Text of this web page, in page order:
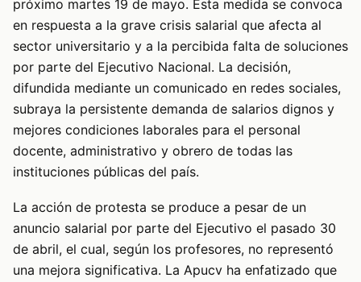
próximo martes 19 de mayo. Esta medida se convoca
en respuesta a la grave crisis salarial que afecta al
sector universitario y a la percibida falta de soluciones
por parte del Ejecutivo Nacional. La decisión,
difundida mediante un comunicado en redes sociales,
subraya la persistente demanda de salarios dignos y
mejores condiciones laborales para el personal
docente, administrativo y obrero de todas las
instituciones públicas del país.
La acción de protesta se produce a pesar de un
anuncio salarial por parte del Ejecutivo el pasado 30
de abril, el cual, según los profesores, no representó
una mejora significativa. La Apucv ha enfatizado que